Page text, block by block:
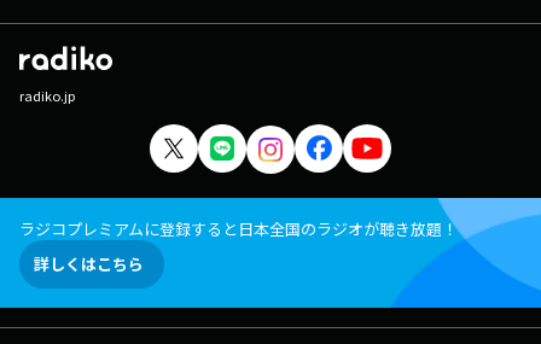
radiko.jp
ラジコプレミアムに登録すると日本全国のラジオが聴き放題！
詳しくはこちら